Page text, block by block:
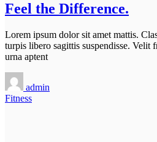
Feel the Difference.
Lorem ipsum dolor sit amet mattis.
turpis libero sagittis suspendisse. Velit
urna aptent
admin
Fitness